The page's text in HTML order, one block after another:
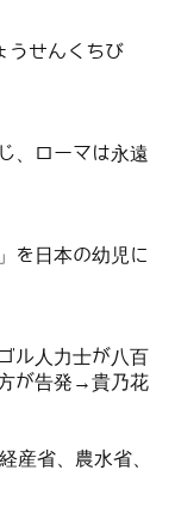
せんくちび
、ローマは永遠
を日本の幼児に
ル人力士が八百
が告発→貴乃花
省、農水省、